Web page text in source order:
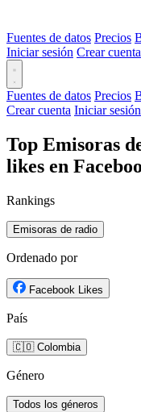
Fuentes de datos Precios
Iniciar sesión Crear cuenta
Fuentes de datos Precios
Crear cuenta Iniciar sesión
Top Emisoras
likes en
Rankings
Emisoras de radio
Ordenado por
Facebook Likes
País
🇨🇴 Colombia
Género
Todos los géneros